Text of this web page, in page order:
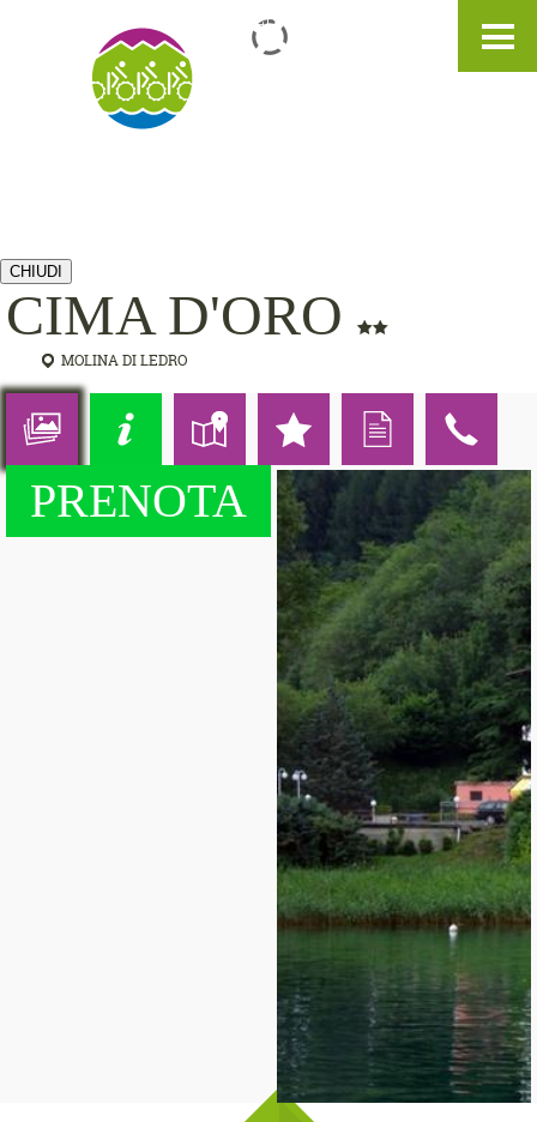
EN
CHIUDI
CIMA D'ORO
MOLINA DI LEDRO
PRENOTA